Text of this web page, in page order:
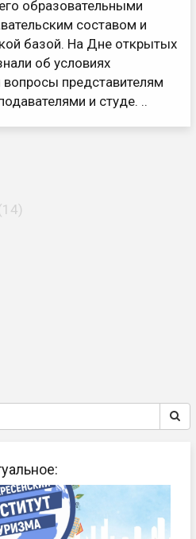
образовательными
составом и
базой. На Дне открытых
об условиях
вопросы представителям
и студе. ..